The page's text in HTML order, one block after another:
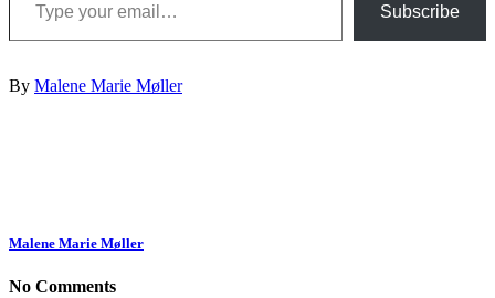
Subscribe
By Malene Marie Møller
Malene Marie Møller
No Comments